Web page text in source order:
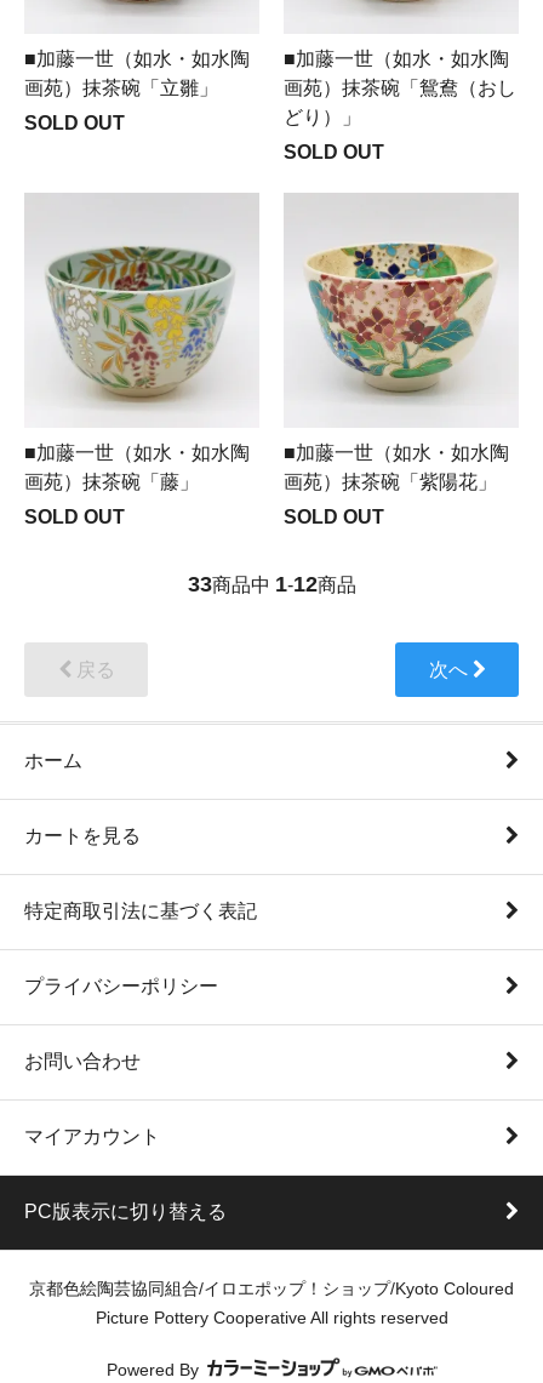
■加藤一世（如水・如水陶
画苑）抹茶碗「立雛」
SOLD OUT
■加藤一世（如水・如水陶
画苑）抹茶碗「鴛鴦（おし
どり）」
SOLD OUT
■加藤一世（如水・如水陶
画苑）抹茶碗「藤」
SOLD OUT
■加藤一世（如水・如水陶
画苑）抹茶碗「紫陽花」
SOLD OUT
33商品中 1-12商品
戻る 次へ
ホーム
カートを見る
特定商取引法に基づく表記
プライバシーポリシー
お問い合わせ
マイアカウント
PC版表示に切り替える
京都色絵陶芸協同組合/イロエポップ！ショップ/Kyoto Coloured
Picture Pottery Cooperative All rights reserved
Powered By